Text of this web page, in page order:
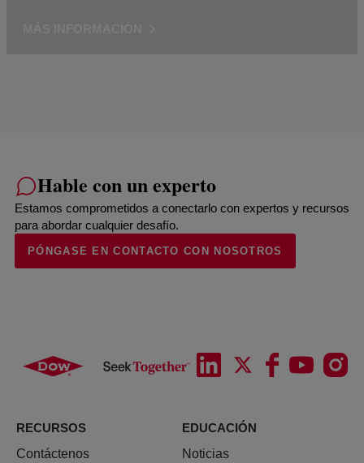
Hable con un experto
Estamos comprometidos a conectarlo con expertos y recursos
para abordar cualquier desafío.
PÓNGASE EN CONTACTO CON NOSOTROS
RECURSOS
Contáctenos
EDUCACIÓN
Noticias